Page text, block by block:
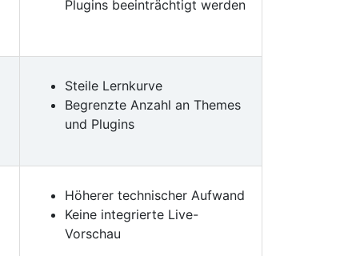
Plugins beeinträchtigt werden
Steile Lernkurve
Begrenzte Anzahl an Themes
und Plugins
Höherer technischer Aufwand
Keine integrierte Live-
Vorschau